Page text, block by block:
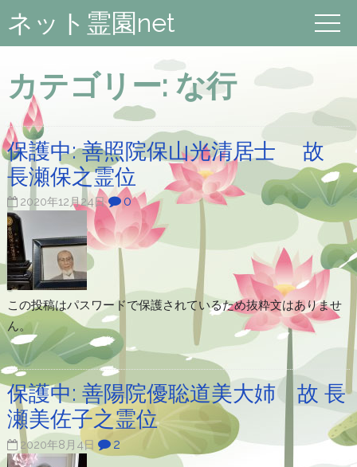
ネット霊園net
カテゴリー: な行
保護中: 善照院保山光清居士 故
長瀬保之霊位
2020年12月24日 0
この投稿はパスワードで保護されているため抜粋文はありませ
ん。
保護中: 善陽院優聡道美大姉 故 長
瀬美佐子之霊位
2020年8月4日 2